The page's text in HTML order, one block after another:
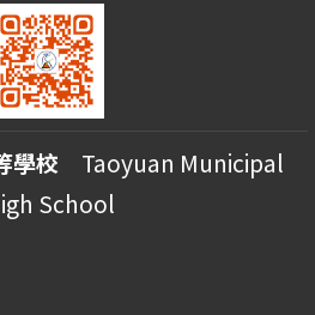
學校 Taoyuan Municipal
School